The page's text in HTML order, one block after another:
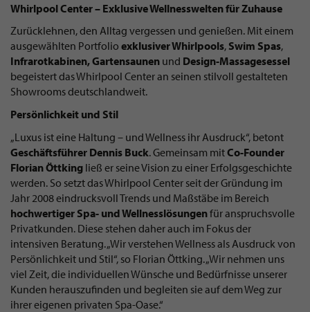
Whirlpool Center – Exklusive Wellnesswelten für Zuhause
Zurücklehnen, den Alltag vergessen und genießen. Mit einem
ausgewählten Portfolio exklusiver Whirlpools, Swim Spas,
Infrarotkabinen, Gartensaunen und Design-Massagesessel
begeistert das Whirlpool Center an seinen stilvoll gestalteten
Showrooms deutschlandweit.
Persönlichkeit und Stil
„Luxus ist eine Haltung – und Wellness ihr Ausdruck“, betont
Geschäftsführer Dennis Buck. Gemeinsam mitCo-Founder
Florian Öttking ließ er seine Vision zu einer Erfolgsgeschichte
werden. So setzt das Whirlpool Center seit der Gründung im
Jahr 2008 eindrucksvoll Trends und Maßstäbe im Bereich
hochwertiger Spa- und Wellnesslösungenfür anspruchsvolle
Privatkunden. Diese stehen daher auch im Fokus der
intensiven Beratung. „Wir verstehen Wellness als Ausdruck von
Persönlichkeit und Stil“, so Florian Öttking. „Wir nehmen uns
viel Zeit, die individuellen Wünsche und Bedürfnisse unserer
Kunden herauszufinden und begleiten sie auf dem Weg zur
ihrer eigenen privaten Spa-Oase.“